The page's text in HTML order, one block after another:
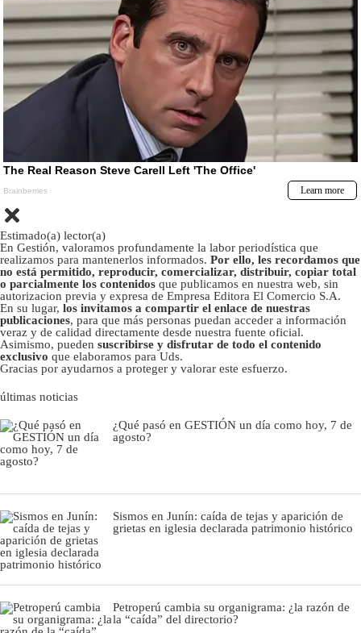
Estimado(a) lector(a)
En Gestión, valoramos profundamente la labor periodística que
realizamos para mantenerlos informados. Por ello, les recordamos que
no está permitido, reproducir, comercializar, distribuir, copiar total
o parcialmente los contenidos que publicamos en nuestra web, sin
autorizacion previa y expresa de Empresa Editora El Comercio S.A.
En su lugar, los invitamos a compartir el enlace de nuestras
publicaciones, para que más personas puedan acceder a información
veraz y de calidad directamente desde nuestra fuente oficial.
Asimismo, pueden suscribirse y disfrutar de todo el contenido
exclusivo que elaboramos para Uds.
Gracias por ayudarnos a proteger y valorar este esfuerzo.
últimas noticias
¿Qué pasó en GESTIÓN un día como hoy, 7 de
agosto?
Sismos en Junín: caída de tejas y aparición de
grietas en iglesia declarada patrimonio histórico
Petroperú cambia su organigrama: ¿la razón de
la “caída” del directorio?